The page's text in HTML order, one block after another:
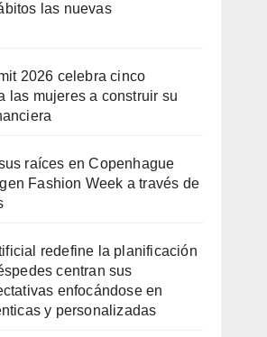
las nuevas
2026 celebra cinco
las mujeres a construir su
raíces en Copenhague
Fashion Week a través de
redefine la planificación
centran sus
enfocándose en
y personalizadas